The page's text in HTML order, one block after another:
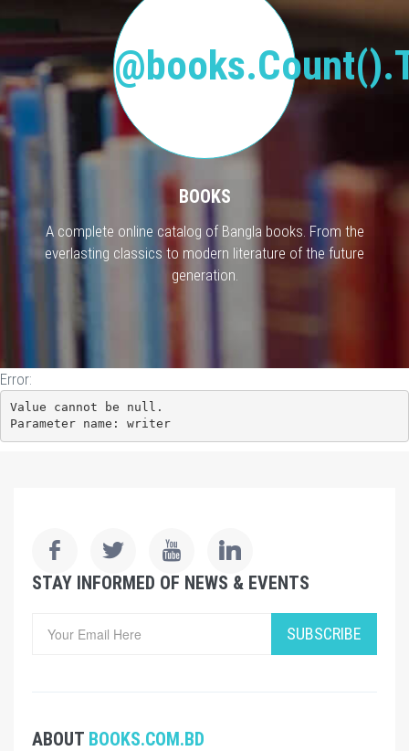
BOOKS
A complete online catalog of Bangla books. From the
everlasting classics to modern literature of the future
generation.
Error:
Value cannot be null.
Parameter name: writer
STAY INFORMED OF NEWS & EVENTS
SUBSCRIBE
ABOUT BOOKS.COM.BD